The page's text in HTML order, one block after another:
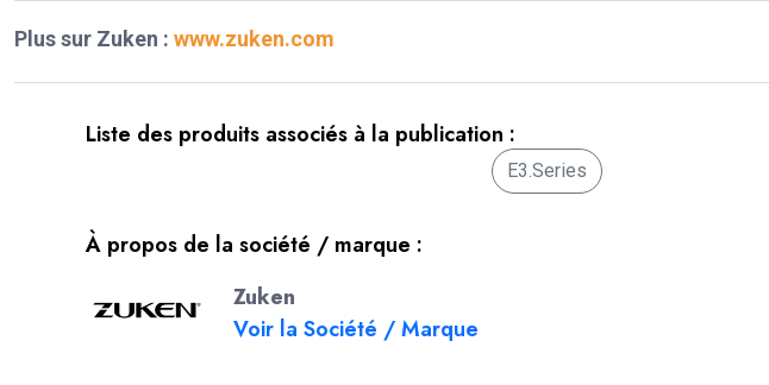
Plus sur Zuken : www.zuken.com
Liste des produits associés à la publication :
E3.Series
À propos de la société / marque :
Zuken
Voir la Société / Marque